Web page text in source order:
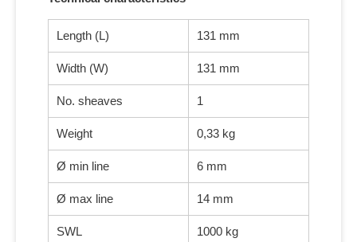
Length (L) 131 mm
Width (W) 131 mm
No. sheaves 1
Weight 0,33 kg
Ø min line 6 mm
Ø max line 14 mm
SWL 1000 kg